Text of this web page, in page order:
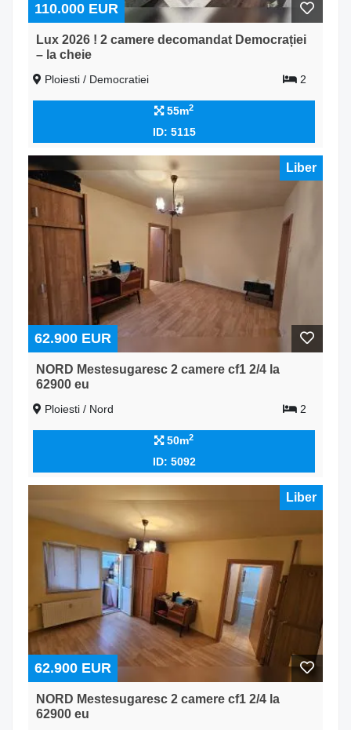
110.000 EUR
Lux 2026 ! 2 camere decomandat Democrației
– la cheie
Ploiesti / Democratiei 2
55m2
ID: 5115
Liber
62.900 EUR
NORD Mestesugaresc 2 camere cf1 2/4 la
62900 eu
Ploiesti / Nord 2
50m2
ID: 5092
Liber
62.900 EUR
NORD Mestesugaresc 2 camere cf1 2/4 la
62900 eu